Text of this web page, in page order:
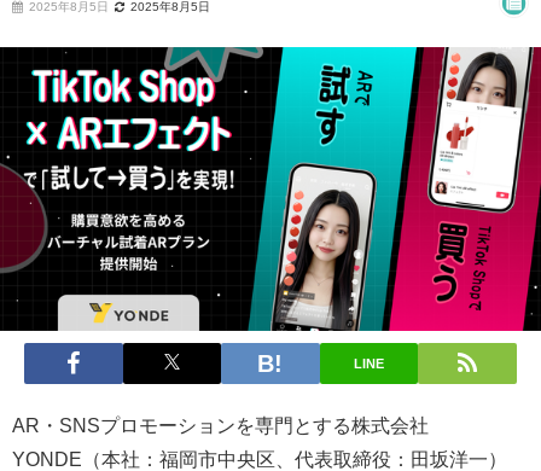
2025年8月5日 2025年8月5日
LINE
AR・SNSプロモーションを専門とする株式会社
YONDE（本社：福岡市中央区、代表取締役：田坂洋一）